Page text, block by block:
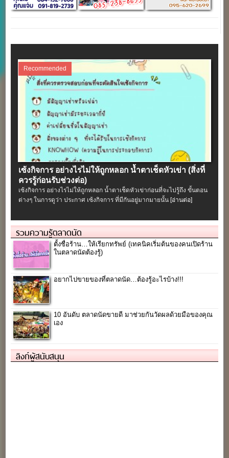
Recommended
เซ้งกิจการ อย่างไรไม่ให้ถูกหลอก น้ำตาเช็ดหัวเข่า (สิ่งที่
ควรรู้ก่อนรับช่วงต่อ)
เซ้งกิจการ อย่างไรไม่ให้ถูกหลอก น้ำตาเช็ดหัวเข่าก่อนที่จะไปรู้ถึง ขั้นตอน
ต่างๆ ในการดูว่า ประกาศ เซ้งกิจการ ที่มีกันอยู่มากมายนั้น [อ่านต่อ]
รวมความรู้ตลาดนัด
ตั้งชื่อร้าน…ให้เรียกทรัพย์ (เทคนิคเริ่มต้นของคนเปิดร้าน
ในตลาดนัดต้องรู้)
อยากไปขายของที่ตลาดนัด…ต้องรู้อะไรบ้าง!!!
10 อันดับ ตลาดนัดขายดี มาช่วยกันวัดผลด้วยมือของคุณ
เอง
ลิงก์ผู้สนับสนุน